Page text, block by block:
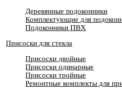
Деревянные подоконники
Комплектующие для
Подоконники ПВХ
Присоски для стекла
Присоски двойные
Присоски одинарные
Присоски тройные
Ремонтные комплекты для